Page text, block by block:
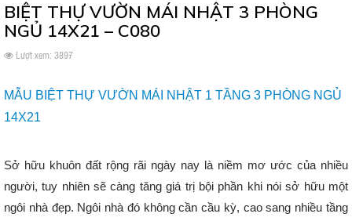
BIỆT THỰ VƯỜN MÁI NHẬT 3 PHÒNG
NGỦ 14X21 – C080
Lượt xem: 3897
MẪU BIỆT THỰ VƯỜN MÁI NHẬT 1 TẦNG 3 PHÒNG NGỦ
14X21
Sở hữu khuôn đất rộng rãi ngày nay là niềm mơ ước của nhiều
người, tuy nhiên sẽ càng tăng giá trị bội phần khi nói sở hữu một
ngôi nhà đẹp. Ngôi nhà đó không cần cầu kỳ, cao sang nhiều tầng